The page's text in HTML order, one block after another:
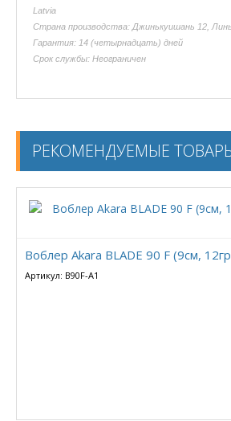
Latvia
Страна производства: Джинькуишань 12,
Гарантия: 14 (четырнадцать) дней
Срок службы: Неограничен
РЕКОМЕНДУЕМЫЕ
Воблер Akara BLADE 90 F (9см,
Артикул: B90F-A1